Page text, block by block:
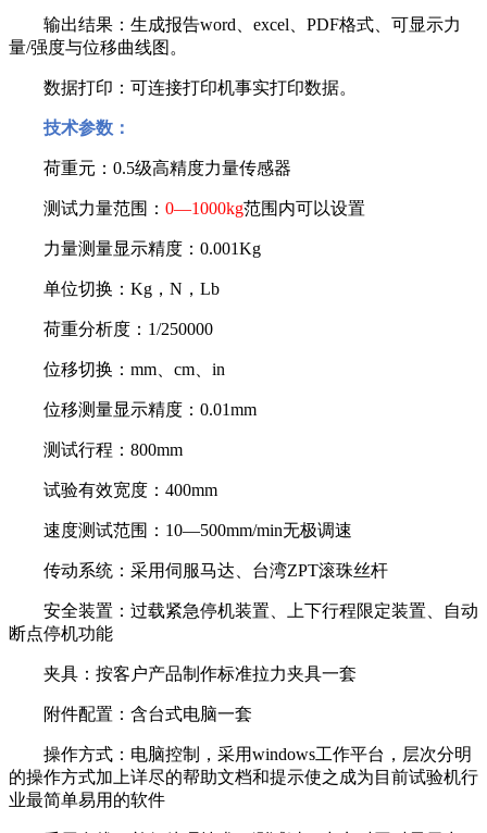
输出结果：生成报告word excel PDF格式、可显示力
量/强度与位移曲线图。
数据打印：可连接打印机事实打印数据。
技术参数：
荷重元： 0.5级高精度力量传感器
测试力量范围： 0—1000kg范围内可以设置
力量测量显示精度： 0.001Kg
单位切换： Kg ， N ， Lb
荷重分析度： 1/250000
位移切换： mm cm in
位移测量显示精度： 0.01mm
测试行程： 800mm
试验有效宽度： 400mm
速度测试范围： 10—500mm/min无极调速
传动系统：采用伺服马达、台湾ZPT滚珠丝杆
安全装置：过载紧急停机装置、上下行程限定装置、自动
断点停机功能
夹具：按客户产品制作标准拉力夹具一套
附件配置：含台式电脑一套
操作方式：电脑控制，采用windows工作平台，层次分明
的操作方式加上详尽的帮助文档和提示使之成为目前试验机行
业最简单易用的软件